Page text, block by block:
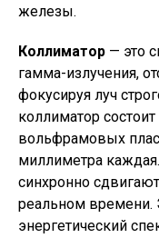
железы.
Коллиматор — это
гамма-излучения,
фокусируя луч
коллиматор
вольфрамовых
миллиметра
синхронно
реальном времени.
энергетический